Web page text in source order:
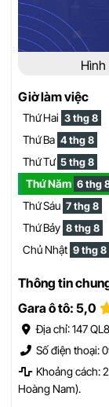
Hình
Giờ làm việc
Thứ Hai 3 thg 8
Thứ Ba 4 thg 8
Thứ Tư 5 thg 8
Thứ Năm 6 thg
Thứ Sáu 7 thg 8
Thứ Bảy 8 thg 8
Chủ Nhật 9 thg 8
Thông tin
Gara ô tô: 5,0
Địa chỉ: 147
Số điện thoại:
Khoảng cách:
Hoàng Nam).